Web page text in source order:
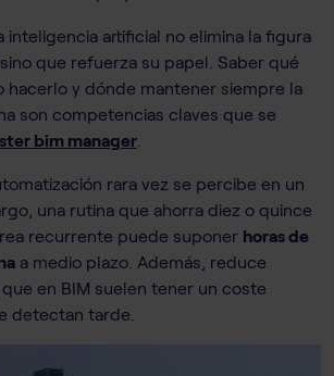
inteligencia artificial no elimina la figura
, sino que refuerza su papel. Saber qué
hacerlo y dónde mantener siempre la
son competencias claves que se
bim manager
rara vez se percibe en un
una rutina que ahorra diez o quince
recurrente puede suponer horas de
a medio plazo. Además, reduce
en BIM suelen tener un coste
detectan tarde.